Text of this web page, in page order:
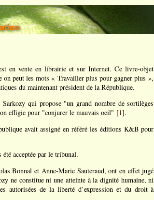
en vente en librairie et sur Internet. Ce livre-objet
on peut les mots « Travailler plus pour gagner plus »,
du maintenant président de la République.
qui propose "un grand nombre de sortilèges
effigie pour "conjurer le mauvais oeil" [1].
avait assigné en référé les éditions K&B pour
été acceptée par le tribunal.
Bonnal et Anne-Marie Sauteraud, ont en effet jugé
ne constitue ni une atteinte à la dignité humaine, ni
autorisées de la liberté d’expression et du droit à